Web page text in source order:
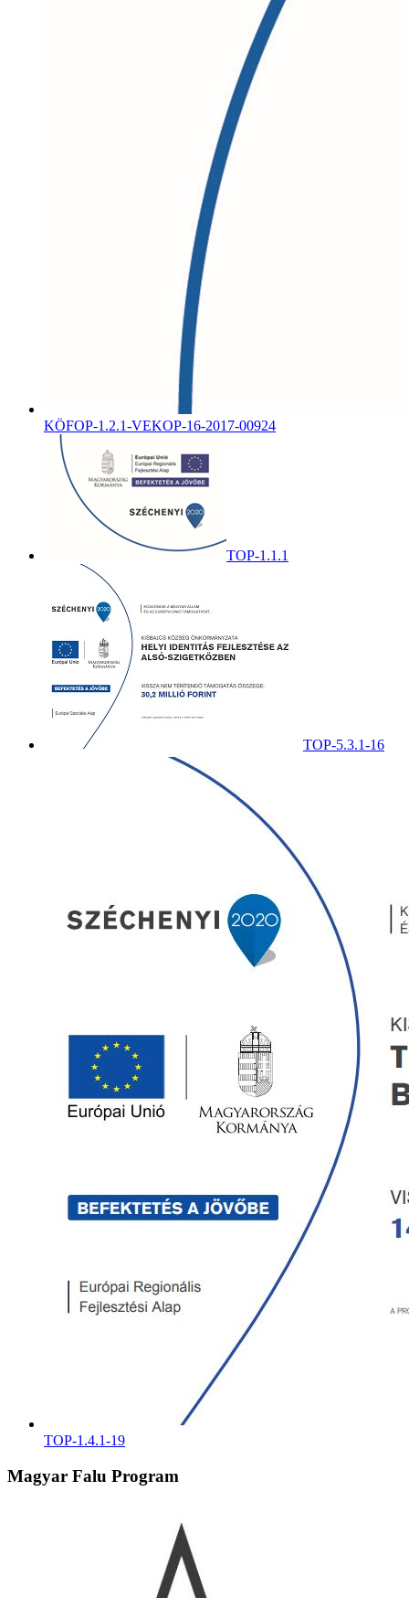
KÖFOP-1.2.1-VEKOP-16-2017-00924
TOP-1.1.1
TOP-5.3.1-16
TOP-1.4.1-19
Magyar Falu Program